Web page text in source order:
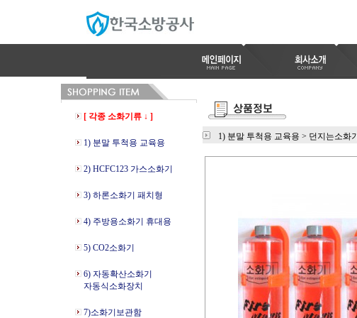
[ 각종 소화기류 ↓ ]
1) 분말 투척용 교육용
2) HCFC123 가스소화기
3) 하론소화기 패치형
4) 주방용소화기 휴대용
5) CO2소화기
6) 자동확산소화기
자동식소화장치
7)소화기보관함
1) 분말 투척용 교육용 > 던지는소화기